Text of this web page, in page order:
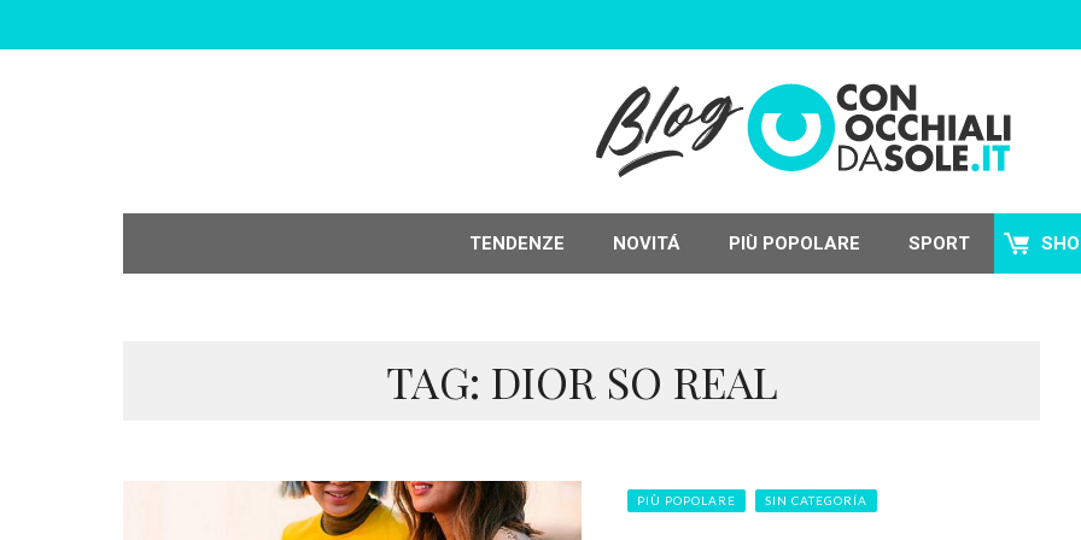
TENDENZE NOVITÁ PIÙ POPOLARE SPORT
TAG: DIOR SO REAL
PIÙ POPOLARE SIN CATEGORÍA